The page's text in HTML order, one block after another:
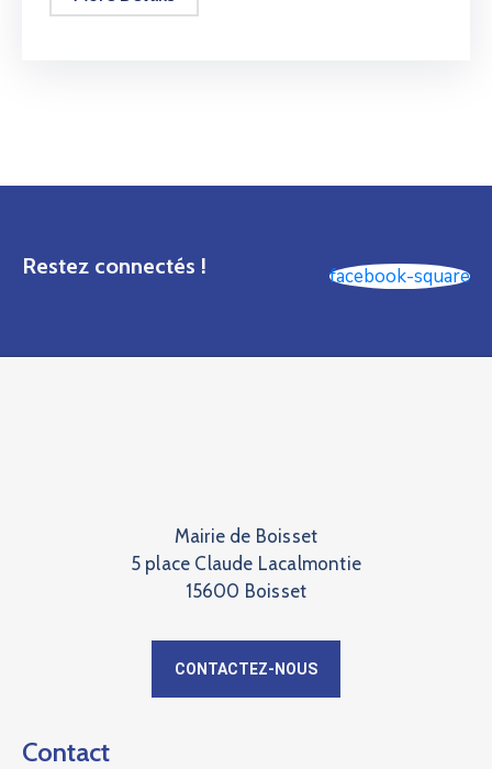
Restez connectés ! facebook-square
Mairie de Boisset
5 place Claude Lacalmontie
15600 Boisset
CONTACTEZ-NOUS
Contact